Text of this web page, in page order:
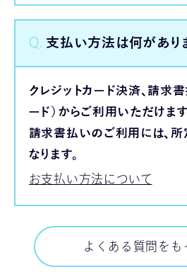
Q. 支払い方法は何があり
クレジットカード決済、請求
ード）からご利用いただけます
請求書払いのご利用には、
なります。
お支払い方法について
よくある質問をも